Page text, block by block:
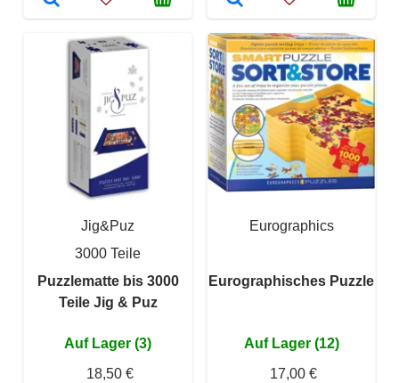
Jig&Puz
3000 Teile
Puzzlematte bis 3000
Teile Jig & Puz
Auf Lager (3)
18,50 €
Eurographics
Eurographisches Puzzle
Auf Lager (12)
17,00 €